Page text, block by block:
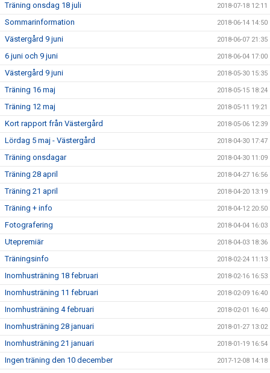
Träning onsdag 18 juli 2018-07-18 12:11
Sommarinformation 2018-06-14 14:50
Västergård 9 juni 2018-06-07 21:35
6 juni och 9 juni 2018-06-04 17:00
Västergård 9 juni 2018-05-30 15:35
Träning 16 maj 2018-05-15 18:24
Träning 12 maj 2018-05-11 19:21
Kort rapport från Västergård 2018-05-06 12:39
Lördag 5 maj - Västergård 2018-04-30 17:47
Träning onsdagar 2018-04-30 11:09
Träning 28 april 2018-04-27 16:56
Träning 21 april 2018-04-20 13:19
Träning + info 2018-04-12 20:50
Fotografering 2018-04-04 16:03
Utepremiär 2018-04-03 18:36
Träningsinfo 2018-02-24 11:13
Inomhusträning 18 februari 2018-02-16 16:53
Inomhusträning 11 februari 2018-02-09 16:40
Inomhusträning 4 februari 2018-02-01 16:40
Inomhusträning 28 januari 2018-01-27 13:02
Inomhusträning 21 januari 2018-01-19 16:54
Ingen träning den 10 december 2017-12-08 14:18